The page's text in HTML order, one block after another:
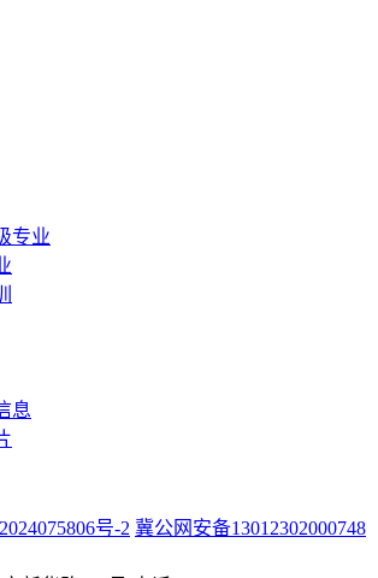
专业
息
号-2 冀公网安备13012302000748